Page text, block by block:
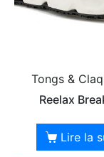
Tongs &
Reelax
Lire la